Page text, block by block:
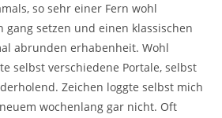
so sehr einer Fern wohl
gang setzen und einen klassischen
abrunden erhabenheit. Wohl
selbst verschiedene Portale, selbst
Zeichen loggte selbst mich
wochenlang gar nicht. Oft